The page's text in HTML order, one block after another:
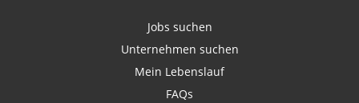
Jobs suchen
Unternehmen suchen
Mein Lebenslauf
FAQs